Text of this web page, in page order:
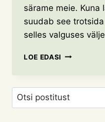
särame meie. Kuna
suudab see
selles valguses
LOE EDASI
Otsi